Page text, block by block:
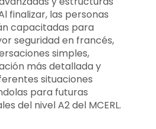
finalizar, las personas
capacitadas para
seguridad en francés,
simples,
más detallada y
situaciones
para futuras
del nivel A2 del MCERL.